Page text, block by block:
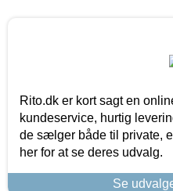
Rito.dk er kort sagt en
kundeservice, hurtig
de sælger både til private,
her for at se deres udvalg.
Se